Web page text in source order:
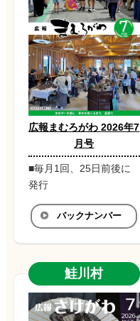
広報まむろがわ 2026年7
月号
■毎月1回、25日前後に
発行
バックナンバー
鮭川村